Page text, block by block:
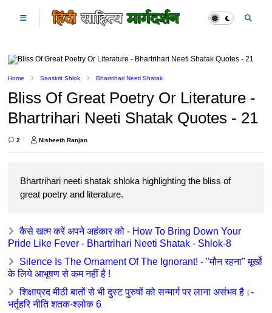
Home Sanskrit Shlok Bhartrihari Neeti Shatak
Bliss Of Great Poetry Or Literature -
Bhartrihari Neeti Shatak Quotes - 21
2 Nisheeth Ranjan
Bhartrihari neeti shatak shloka highlighting the bliss of
great poetry and literature.
कैसे खत्म करें अपने अहंकार को - How To Bring Down Your
Pride Like Fever - Bhartrihari Neeti Shatak - Shlok-8
Silence Is The Ornament Of The Ignorant! - "मौन रहना" मूर्खो
के लिये आभूषण से कम नहीं है !
शिक्षाप्रद मीठी बातों से भी दुस्ट पुरुषों को सन्मार्ग पर लाना असंभव है।-
भर्तृहरि नीति शतक-श्लोक 6